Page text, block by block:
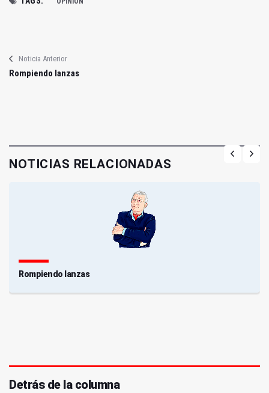
Noticia Anterior
Rompiendo lanzas
NOTICIAS RELACIONADAS
Rompiendo lanzas
Detrás de la columna